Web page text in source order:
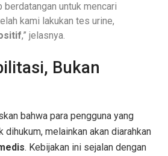
berdatangan untuk mencari
kami lakukan tes urine,
,” jelasnya.
Bukan
bahwa para pengguna yang
dihukum, melainkan akan diarahkan
. Kebijakan ini sejalan dengan